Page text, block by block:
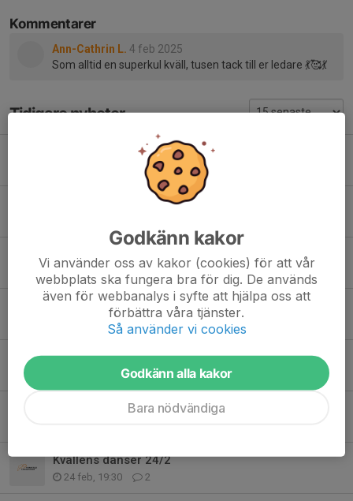
Kommentarer
Ann-Cathrin L. 4 feb 2025
Som alltid en superkul kväll, tusen tack till er ledare 💃🥰💃
Tidigare nyheter
Kvällens danser 31/3
Kvällens danser 24 /3
20 mar, 15:19 0
Kvällens danser 17/3
17 mar, 19:21 0
Kvällens danser 10/3
12 mar, 12:31 0
Kvällens danser 3/3
Kvällens danser 24/2
24 feb, 19:30 2
Godkänn kakor
Vi använder oss av kakor (cookies) för att vår
webbplats ska fungera bra för dig. De används
även för webbanalys i syfte att hjälpa oss att
förbättra våra tjänster.
Så använder vi cookies
Godkänn alla kakor
Bara nödvändiga